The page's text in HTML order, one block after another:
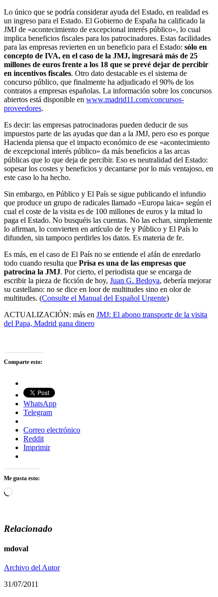
Lo único que se podría considerar ayuda del Estado, en realidad es
un ingreso para el Estado. El Gobierno de España ha calificado la
JMJ de «acontecimiento de excepcional interés público», lo cual
implica beneficios fiscales para los patrocinadores. Estas facilidades
para las empresas revierten en un beneficio para el Estado: sólo en
concepto de IVA, en el caso de la JMJ, ingresará más de 25
millones de euros frente a los 18 que se prevé dejar de percibir
en incentivos fiscales. Otro dato destacable es el sistema de
concurso público, que finalmente ha adjudicado el 90% de los
contratos a empresas españolas. La información sobre los concursos
abiertos está disponible en www.madrid11.com/concursos-
proveedores.
Es decir: las empresas patrocinadoras pueden deducir de sus
impuestos parte de las ayudas que dan a la JMJ, pero eso es porque
Hacienda piensa que el impacto económico de ese «acontecimiento
de excepcional interés público» da más beneficios a las arcas
públicas que lo que deja de percibir. Eso es neutralidad del Estado:
sopesar los costes y beneficios y decantarse por lo más ventajoso, en
este caso lo ha hecho.
Sin embargo, en Público y El País se sigue publicando el infundio
que produce un grupo de radicales llamado «Europa laica» según el
cual el coste de la visita es de 100 millones de euros y la mitad lo
paga el Estado. No busquéis las cuentas. No las echan, simplemente
lo afirman, lo convierten en artículo de fe y Público y El País lo
difunden, sin tampoco perdirles los datos. Es materia de fe.
Es más, en el caso de El País no se entiende el afán de enredarlo
todo cuando resulta que Prisa es una de las empresas que
patrocina la JMJ. Por cierto, el periodista que se encarga de
escribir la pieza de ficción de hoy, Juan G. Bedoya, debería mejorar
su castellano: no se dice en loor de multitudes sino en olor de
multitudes. (Consulte el Manual del Español Urgente)
ACTUALIZACIÓN: más en JMJ: El abono transporte de la visita
del Papa, Madrid gana dinero
Comparte esto:
WhatsApp
Telegram
Correo electrónico
Reddit
Imprimir
Me gusta esto:
Cargando...
Relacionado
mdoval
Archivo del Autor
31/07/2011